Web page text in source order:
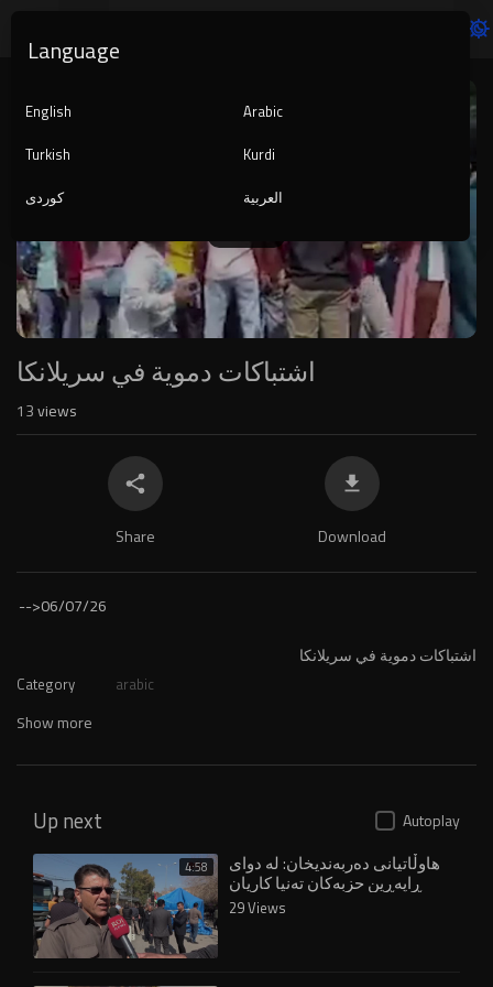
Player
auto
اشتباكات دموية في سريلانكا
13views
Share Download
-->06/07/26
اشتباكات دموية في سريلانكا
Category arabic
Show more
Up next Autoplay
4:58 هاوڵاتیانی دەربەندیخان: لە دواى
ڕاپەڕین حزبەکان تەنیا کاریان
بۆخۆیان و کەسوکاریان کردوە
29 Views
Language
English
Arabic
Turkish
Kurdi
کوردی
العربية